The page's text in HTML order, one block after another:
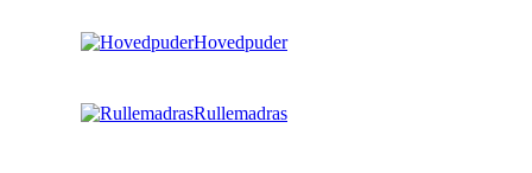
Hovedpuder
Rullemadras